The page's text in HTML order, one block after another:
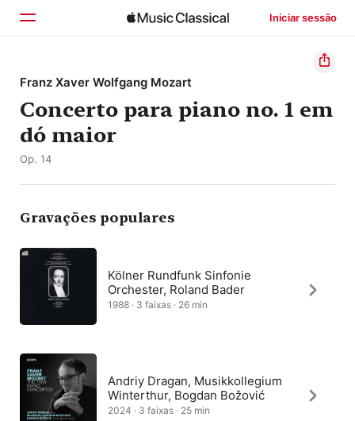
Iniciar sessão
Início
Explorar
Buscar
Franz Xaver Wolfgang Mozart
Concerto para piano no. 1 em
dó maior
Op. 14
Gravações populares
Kölner Rundfunk Sinfonie
Orchester, Roland Bader
1988 · 3 faixas · 26 min
Andriy Dragan, Musikkollegium
Winterthur, Bogdan Božović
2024 · 3 faixas · 25 min